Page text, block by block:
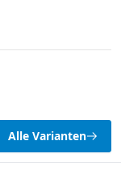
Alle Varianten